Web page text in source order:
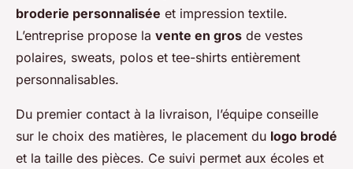
broderie personnalisée et impression textile.
L’entreprise propose la vente en gros de vestes
polaires, sweats, polos et tee-shirts entièrement
personnalisables.
Du premier contact à la livraison, l’équipe conseille
sur le choix des matières, le placement du logo brodé
et la taille des pièces. Ce suivi permet aux écoles et